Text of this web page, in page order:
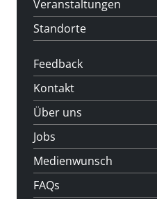
Veranstaltungen
Standorte
Feedback
Kontakt
Über uns
Jobs
Medienwunsch
FAQs